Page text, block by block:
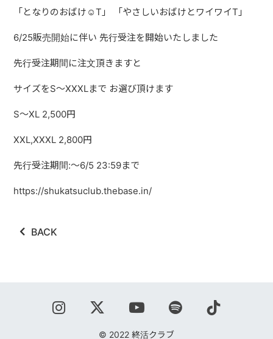
NEWS
LIVE
GOODS
GOODS
REQUEST
公式ファンクラブ
「となりのおばけ☺︎T」 「やさしいおばけとワイワイT」
6/25販売開始に伴い 先行受注を開始いたしました
先行受注期間に注文頂きますと
サイズをS〜XXXLまで お選び頂けます
S〜XL 2,500円
XXL,XXXL 2,800円
先行受注期間:〜6/5 23:59まで
https://shukatsuclub.thebase.in/
BACK
© 2022 終活クラブ